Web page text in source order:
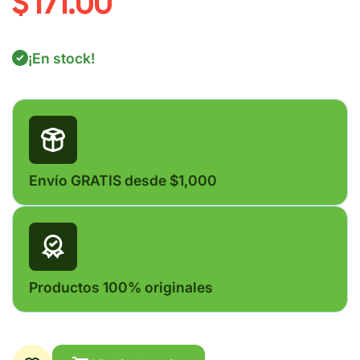
¡En stock!
Envío GRATIS desde $1,000
Productos 100% originales